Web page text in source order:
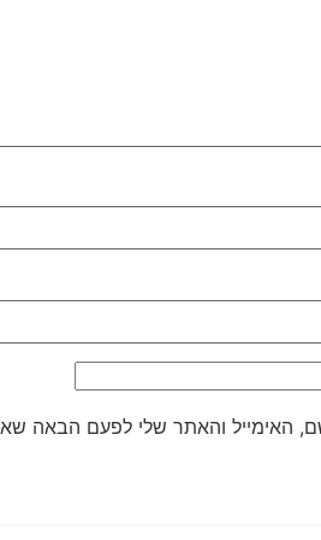
האימייל והאתר שלי לפעם הבאה